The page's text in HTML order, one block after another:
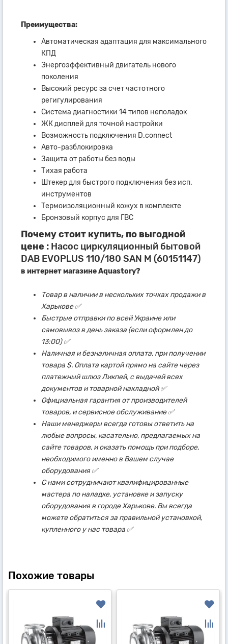
Преимущества:
Автоматическая адаптация для максимального
КПД
Энергоэффективный двигатель нового
поколения
Высокий ресурс за счет частотного
регигулирования
Система диагностики 14 типов неполадок
ЖК дисплей для точной настройки
Возможность подключения D.connect
Авто-разблокировка
Защита от работы без воды
Тихая работа
Штекер для быстрого подключения без исп.
инструментов
Термоизоляционный кожух в комплекте
Бронзовый корпус для ГВС
Почему стоит купить, по выгодной
цене : Насос циркуляционный бытовой
DAB EVOPLUS 110/180 SAN M (60151147)
в интернет магазине Aquastory?
Товар в наличии в нескольких точках продажи в
Харькове ✅
Быстрые отправки по всей Украине или
самовывоз в день заказа (если оформлен до
13:00) ✅
Наличная и безналичная оплата, при получении
товара $. Оплата картой прямо на сайте через
платежный шлюз Ликпей, с выдачей всех
документов и товарной накладной ✅
Официальная гарантия от производителей
товаров, и сервисное обслуживание ✅
Наши менеджеры всегда готовы ответить на
любые вопросы, касательно, предлагаемых на
сайте товаров, и оказать помощь при подборе,
необходимого именно в Вашем случае
оборудования ✅
С нами сотрудничают квалифицированные
мастера по наладке, установке и запуску
оборудования в городе Харькове. Вы всегда
можете обратиться за правильной установкой,
купленного у нас товара ✅
Похожие товары